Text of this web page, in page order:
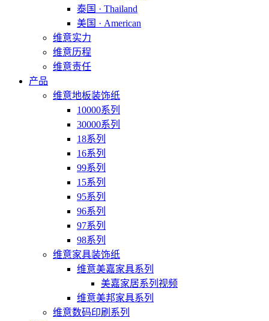
泰国 · Thailand
美国 · American
维意实力
维意历程
维意责任
产品
维意地板装饰纸
10000系列
30000系列
18系列
16系列
99系列
15系列
95系列
96系列
97系列
98系列
维意家具装饰纸
维意美嘉家具系列
美嘉家居系列视频
维意美邦家具系列
维意数码印刷系列